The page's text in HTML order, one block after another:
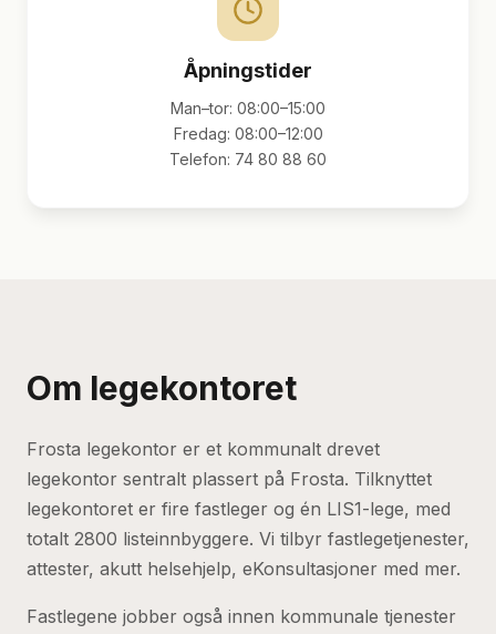
Åpningstider
Man–tor: 08:00–15:00
Fredag: 08:00–12:00
Telefon: 74 80 88 60
Om legekontoret
Frosta legekontor er et kommunalt drevet
legekontor sentralt plassert på Frosta. Tilknyttet
legekontoret er fire fastleger og én LIS1-lege, med
totalt 2800 listeinnbyggere. Vi tilbyr fastlegetjenester,
attester, akutt helsehjelp, eKonsultasjoner med mer.
Fastlegene jobber også innen kommunale tjenester